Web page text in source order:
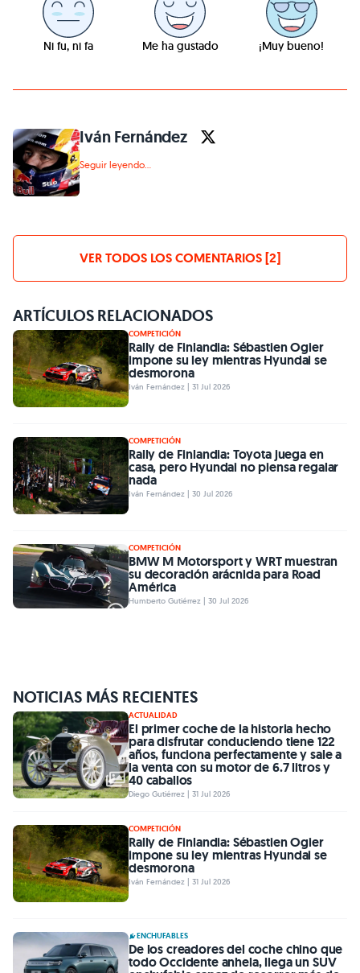
Ni fu, ni fa Me ha gustado ¡Muy bueno!
Iván Fernández
Seguir leyendo...
VER TODOS LOS COMENTARIOS [2]
ARTÍCULOS RELACIONADOS
COMPETICIÓN
Rally de Finlandia: Sébastien Ogier
impone su ley mientras Hyundai se
desmorona
Iván Fernández | 31 Jul 2026
COMPETICIÓN
Rally de Finlandia: Toyota juega en
casa, pero Hyundai no piensa regalar
nada
Iván Fernández | 30 Jul 2026
COMPETICIÓN
BMW M Motorsport y WRT muestran
su decoración arácnida para Road
América
Humberto Gutiérrez | 30 Jul 2026
NOTICIAS MÁS RECIENTES
ACTUALIDAD
El primer coche de la historia hecho
para disfrutar conduciendo tiene 122
años, funciona perfectamente y sale a
la venta con su motor de 6.7 litros y
40 caballos
Diego Gutiérrez | 31 Jul 2026
COMPETICIÓN
Rally de Finlandia: Sébastien Ogier
impone su ley mientras Hyundai se
desmorona
Iván Fernández | 31 Jul 2026
ENCHUFABLES
De los creadores del coche chino que
todo Occidente anhela, llega un SUV